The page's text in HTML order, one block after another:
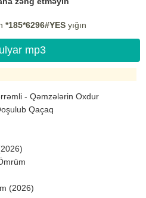
*185*6296#YES yığın
mp3
- Qəmzələrin Oxdur
Qaçaq
(2026)